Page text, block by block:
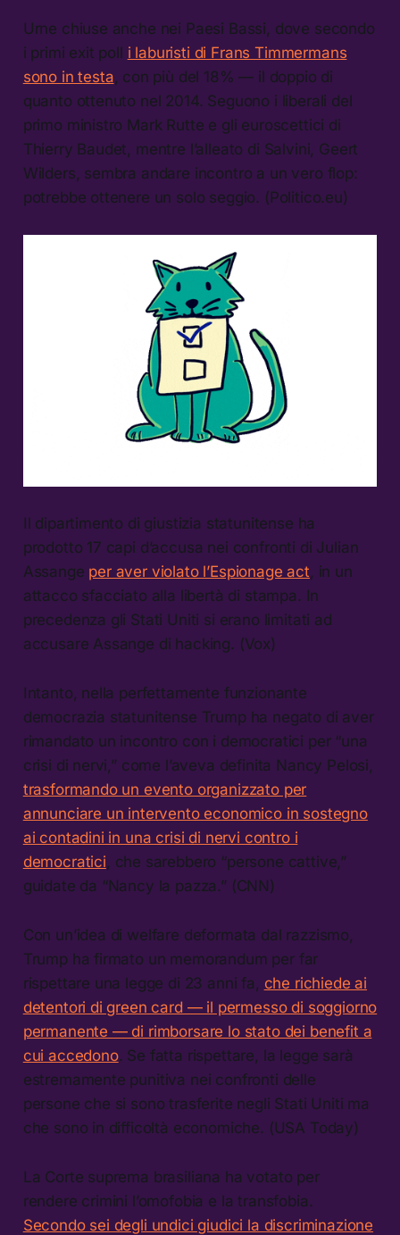
Urne chiuse anche nei Paesi Bassi, dove secondo
i primi exit poll i laburisti di Frans Timmermans
sono in testa , con più del 18% — il doppio di
quanto ottenuto nel 2014. Seguono i liberali del
primo ministro Mark Rutte e gli euroscettici di
Thierry Baudet, mentre l’alleato di Salvini, Geert
Wilders, sembra andare incontro a un vero flop:
potrebbe ottenere un solo seggio. (Politico.eu)
Il dipartimento di giustizia statunitense ha
prodotto 17 capi d’accusa nei confronti di Julian
Assange per aver violato l’Espionage act , in un
attacco sfacciato alla libertà di stampa. In
precedenza gli Stati Uniti si erano limitati ad
accusare Assange di hacking. (Vox)
Intanto, nella perfettamente funzionante
democrazia statunitense Trump ha negato di aver
rimandato un incontro con i democratici per “una
crisi di nervi,” come l’aveva definita Nancy Pelosi,
trasformando un evento organizzato per
annunciare un intervento economico in sostegno
ai contadini in una crisi di nervi contro i
democratici , che sarebbero “persone cattive,”
guidate da “Nancy la pazza.” (CNN)
Con un’idea di welfare deformata dal razzismo,
Trump ha firmato un memorandum per far
rispettare una legge di 23 anni fa, che richiede ai
detentori di green card — il permesso di soggiorno
permanente — di rimborsare lo stato dei benefit a
cui accedono. Se fatta rispettare, la legge sarà
estremamente punitiva nei confronti delle
persone che si sono trasferite negli Stati Uniti ma
che sono in difficoltà economiche. (USA Today)
La Corte suprema brasiliana ha votato per
rendere crimini l’omofobia e la transfobia.
Secondo sei degli undici giudici la discriminazione